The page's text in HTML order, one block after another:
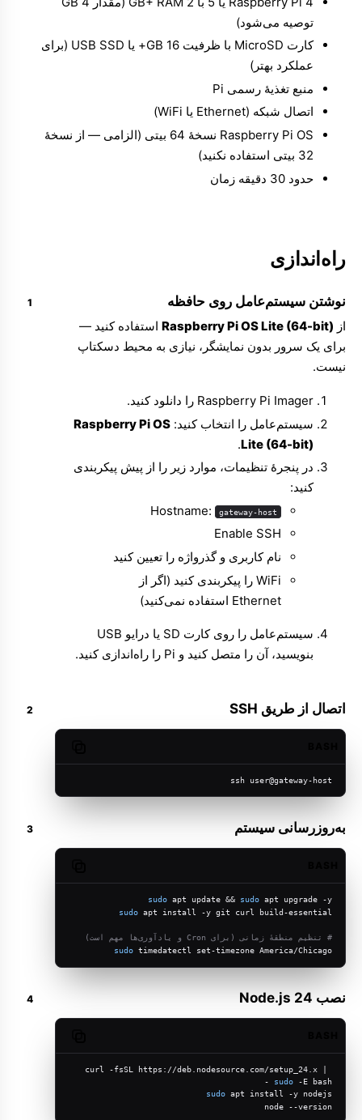
توصیه می‌شود)
کارت MicroSD با ظرفیت 16 GB+ یا USB SSD (برای
عملکرد بهتر)
منبع تغذیهٔ رسمی Pi
اتصال شبکه (Ethernet یا WiFi)
Raspberry Pi OS نسخهٔ 64 بیتی (الزامی — از نسخهٔ
32 بیتی استفاده نکنید)
حدود 30 دقیقه زمان
راه‌اندازی
نوشتن سیستم‌عامل روی حافظه
از Raspberry Pi OS Lite (64-bit) استفاده کنید —
برای یک سرور بدون نمایشگر، نیازی به محیط دسکتاپ
نیست.
Raspberry Pi Imager را دانلود کنید.
سیستم‌عامل را انتخاب کنید: Raspberry Pi OS
Lite (64-bit)
.
در پنجرهٔ تنظیمات، موارد زیر را از پیش پیکربندی
کنید:
Hostname: gateway-host
Enable SSH
نام کاربری و گذرواژه را تعیین کنید
WiFi را پیکربندی کنید (اگر از
Ethernet استفاده نمی‌کنید)
سیستم‌عامل را روی کارت SD یا درایو USB
بنویسید، آن را متصل کنید و Pi را راه‌اندازی کنید.
اتصال از طریق SSH
ssh user@gateway-host
به‌روزرسانی سیستم
sudo apt update && sudo apt upgrade -y
sudo apt install -y git curl build-essential
# تنظیم منطقهٔ زمانی (برای Cron و یادآوری‌ها مهم است)
sudo timedatectl set-timezone America/Chicago
نصب Node.js 24
sudo -E bash -
sudo apt install -y nodejs
node --version